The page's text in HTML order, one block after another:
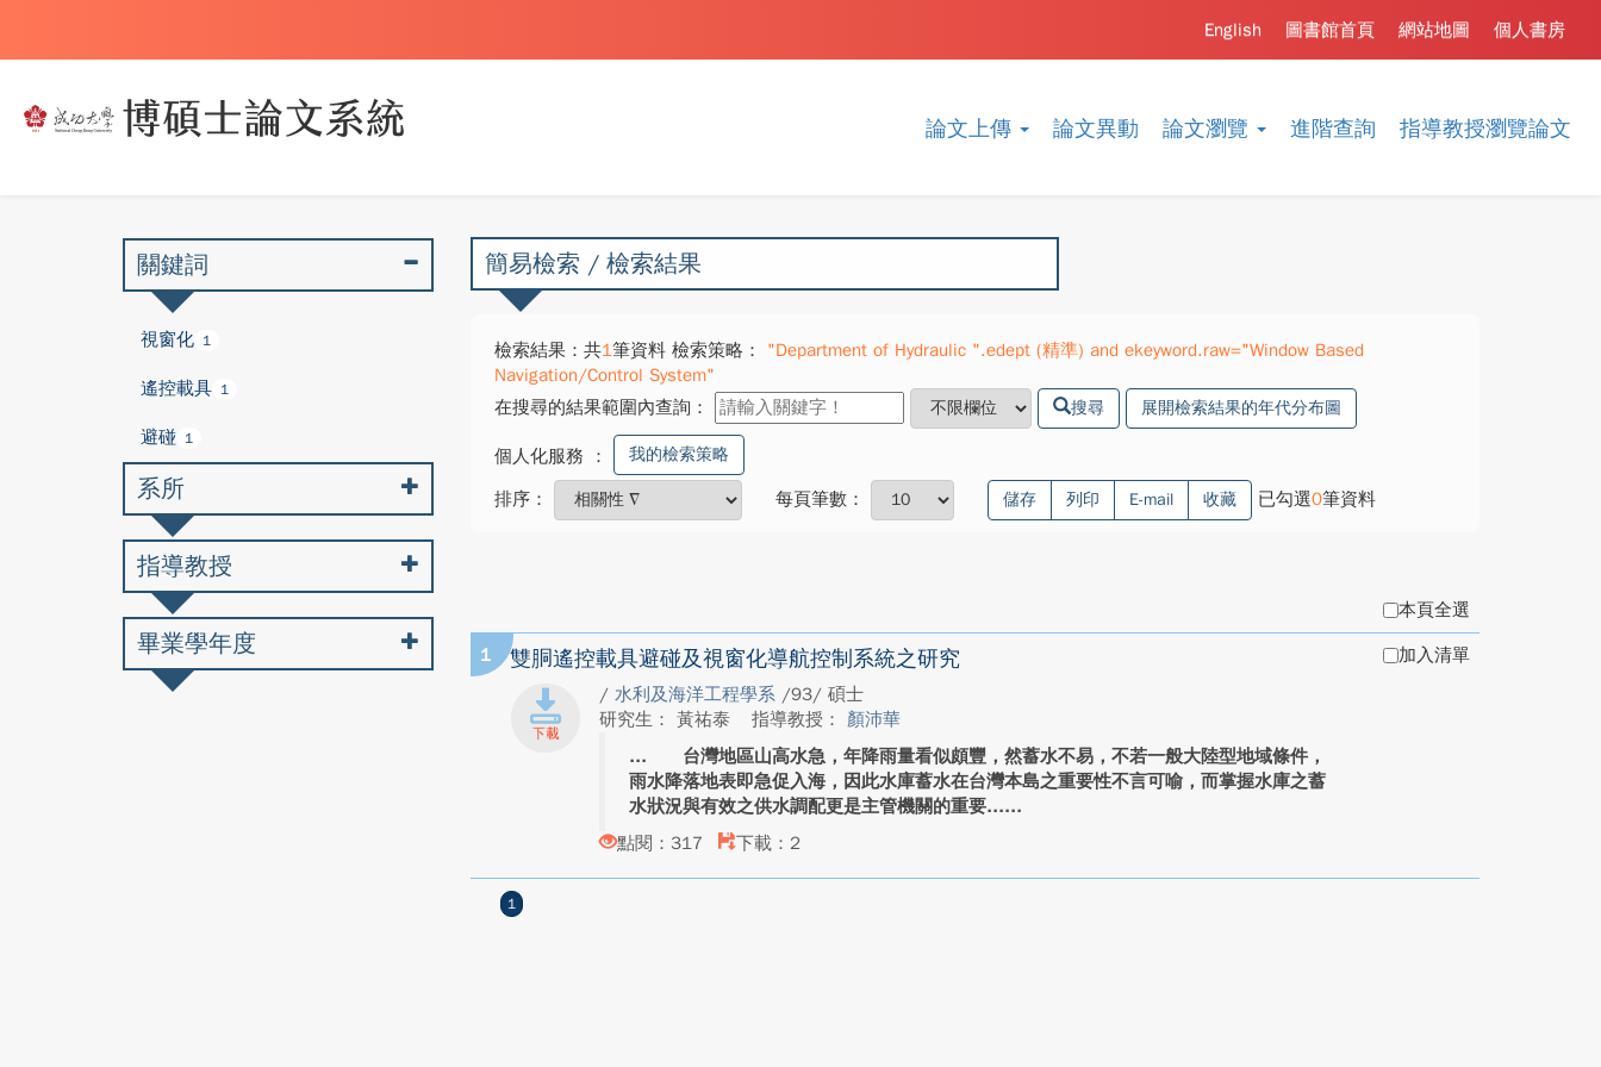
論文上傳 論文異動 論文瀏覽 進階查詢 指導教授瀏覽論文
個人書房
網站地圖
圖書館首頁
English
簡易檢索 / 檢索結果
檢索結果：共1筆資料 檢索策略：
"Department of Hydraulic ".edept (精準) and ekeyword.raw="Window Based
Navigation/Control System"
在搜尋的結果範圍內查詢：
搜尋 展開檢索結果的年代分布圖
個人化服務 ： 我的檢索策略
排序： 每頁筆數： 儲存 列印 E-mail 收藏 已勾選0筆資料
本頁全選
1 雙胴遙控載具避碰及視窗化導航控制系統之研究
/ 水利及海洋工程學系 /93/ 碩士
研究生： 黃祐泰
指導教授： 顏沛華
台灣地區山高水急，年降雨量看似頗豐，然蓄水不易，不若一般大陸型地域條件，
雨水降落地表即急促入海，因此水庫蓄水在台灣本島之重要性不言可喻，而掌握水庫之蓄
水狀況與有效之供水調配更是主管機關的重要...
點閱：317
下載：2
加入清單
1
關鍵詞
視窗化 1
遙控載具 1
避碰 1
系所
指導教授
畢業學年度